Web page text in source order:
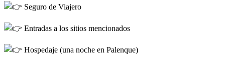
Seguro de Viajero
Entradas a los sitios mencionados
Hospedaje (una noche en Palenque)